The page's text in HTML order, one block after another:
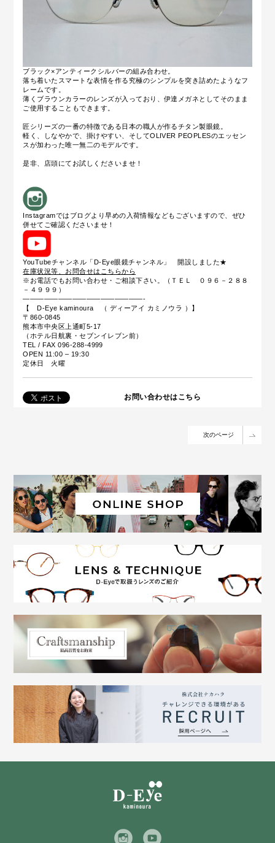
ブラック×アンティークシルバーの組み合わせ。
落ち着いたスマートな表情を作る究極のシンプルを突き詰めたようなフ
レームです。
薄くブラウンカラーのレンズが入っており、伊達メガネとしてそのまま
ご使用することもできます。
匠シリーズの一番の特徴である日本の職人が作るチタン製眼鏡。
軽く、しなやかで、掛けやすい、そしてOLIVER PEOPLESのエッセン
スが加わった唯一無二のモデルです。
是非、店頭にてお試しくださいませ！
Instagramではブログより早めの入荷情報などもございますので、ぜひ
併せてご確認くださいませ！
YouTubeチャンネル「D-Eye眼鏡チャンネル」 開設しました★
在庫状況等、お問合せはこちらから
※お電話でもお問い合わせ・ご相談下さい。（ＴＥＬ ０９６－２８８
－４９９９）
—————————————————-
【 D-Eye kaminoura （ ディーアイ カミノウラ ）】
〒860-0845
熊本市中央区上通町5-17
（ホテル日航裏・セブンイレブン前）
TEL / FAX 096-288-4999
OPEN 11:00 – 19:30
定休日 火曜
お問い合わせはこちら
次のページ